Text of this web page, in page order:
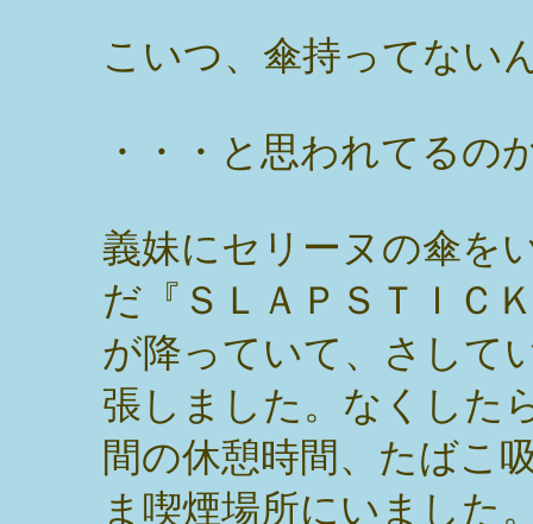
こいつ、傘持ってない
・・・と思われてるの
義妹にセリーヌの傘を
だ『ＳＬＡＰＳＴＩＣ
が降っていて、さして
張しました。なくした
間の休憩時間、たばこ
ま喫煙場所にいました